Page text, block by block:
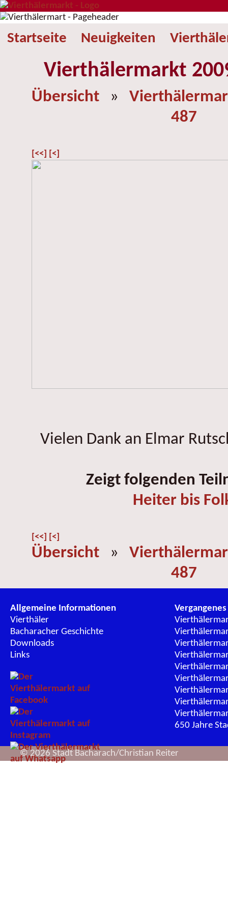
Startseite Neuigkeiten
Vierthälermarkt
Übersicht »
487
[<<] [<]
Vielen Dank an Elmar
Zeigt folgenden
Heiter bis
[<<] [<]
Übersicht »
487
Allgemeine Informationen
Vierthäler
Bacharacher Geschichte
Downloads
Links
Vergangenes
650 Jahre
© 2026 Stadt Bacharach/Christian Reiter